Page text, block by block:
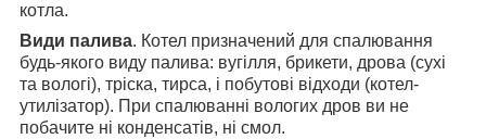
котла.
Види палива. Котел призначений для спалювання
будь-якого виду палива: вугілля, брикети, дрова (сухі
та вологі), тріска, тирса, і побутові відходи (котел-
утилізатор). При спалюванні вологих дров ви не
побачите ні конденсатів, ні смол.